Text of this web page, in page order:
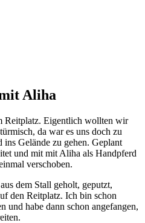
Aliha
Reitplatz. Eigentlich wollten wir
da war es uns doch zu
Gelände zu gehen. Geplant
und mit mit Aliha als Handpferd
verschoben.
dem Stall geholt, geputzt,
den Reitplatz. Ich bin schon
und habe dann schon angefangen,